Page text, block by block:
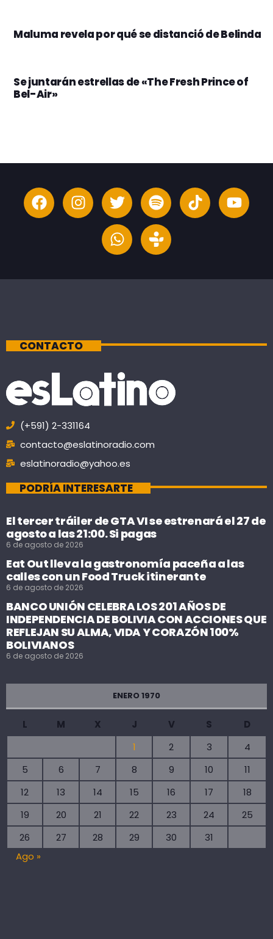
Maluma revela por qué se distanció de Belinda
Se juntarán estrellas de «The Fresh Prince of
Bel-Air»
CONTACTO
(+591) 2-331164
contacto@eslatinoradio.com
eslatinoradio@yahoo.es
PODRÍA INTERESARTE
El tercer tráiler de GTA VI se estrenará el 27 de
agosto a las 21:00. Si pagas
6 de agosto de 2026
Eat Out lleva la gastronomía paceña a las
calles con un Food Truck itinerante
6 de agosto de 2026
BANCO UNIÓN CELEBRA LOS 201 AÑOS DE
INDEPENDENCIA DE BOLIVIA CON ACCIONES QUE
REFLEJAN SU ALMA, VIDA Y CORAZÓN 100%
BOLIVIANOS
6 de agosto de 2026
ENERO 1970
L M X J V S
D
1
2 3
4
5
6 7 8 9 10
11
12
13 14 15 16 17
18
19
20 21 22 23 24
25
26
27 28 29 30
31
Ago »